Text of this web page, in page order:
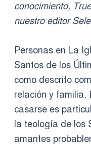
conocimiento,
nuestro editor
Personas en La
Santos de los
como descrito
relación y familia.
casarse es
la teología de los
amantes